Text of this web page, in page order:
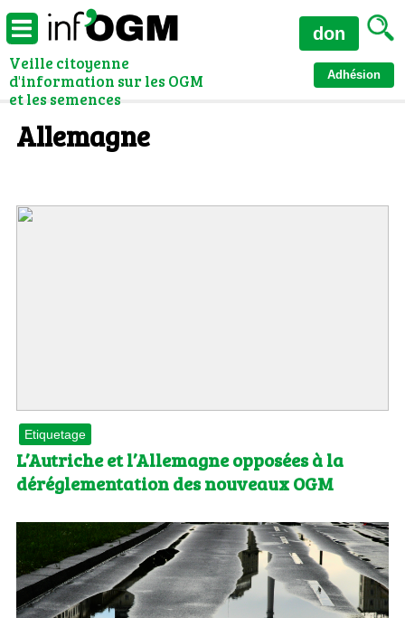
Veille citoyenne
d'information sur les OGM
et les semences
Adhésion
don
Allemagne
Etiquetage
L’Autriche et l’Allemagne opposées à la
déréglementation des nouveaux OGM